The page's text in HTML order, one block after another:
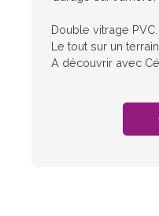
Double vitrage PVC.
Le tout sur un
A découvrir avec